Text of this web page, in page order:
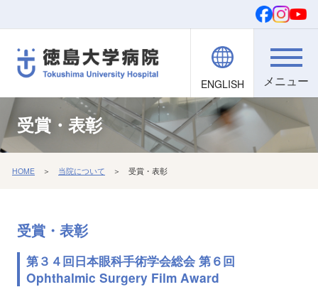
ご寄付
ENGLISH 検索
院内職員向け
文字・背景
受賞・表彰
HOME ＞ 当院について ＞ 受賞・表彰
受賞・表彰
第３４回日本眼科手術学会総会 第６回
Ophthalmic Surgery Film Award